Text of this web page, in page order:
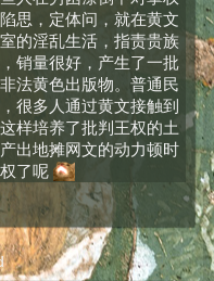
思，定体问，就在黄文
的淫乱生活，指责贵族
销量很好，产生了一批
法黄色出版物。普通民
很多人通过黄文接触到
样培养了批判王权的土
出地摊网文的动力顿时
了呢